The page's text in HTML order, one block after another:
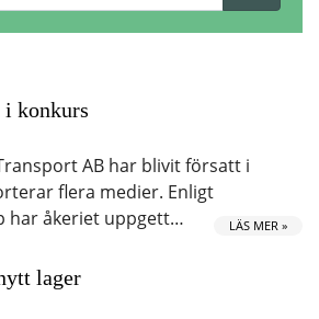
i konkurs
AB har blivit försatt i
flera medier. Enligt
har åkeriet uppgett…
LÄS MER »
lager